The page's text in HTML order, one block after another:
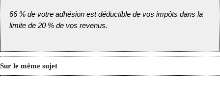
66 % de votre adhésion est déductible de vos impôts dans la
limite de 20 % de vos revenus.
Sur le même sujet